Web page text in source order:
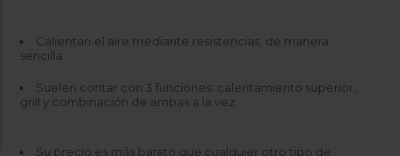
Calientan el aire mediante resistencias, de manera
sencilla
Suelen contar con 3 funciones: calentamiento superior,
grill y combinación de ambas a la vez
Su precio es más barato que cualquier otro tipo de